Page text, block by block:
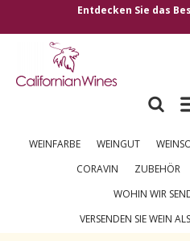
WEINFARBE WEINGUT
CORAVIN
ZUBEHÖR
WOHIN WIR
VERSENDEN SIE WEIN